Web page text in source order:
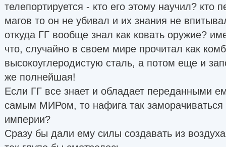
телепортируется - кто его этому научил? кто
магов то он не убивал и их знания не
откуда ГГ вообще знал как ковать оружие?
что, случайно в своем мире прочитал как
высокоуглеродистую сталь, а потом еще и
же полнейшая!
Если ГГ все знает и обладает переданными
самым МИРом, то нафига так заморачиваться
империи?
Сразу бы дали ему силы создавать из